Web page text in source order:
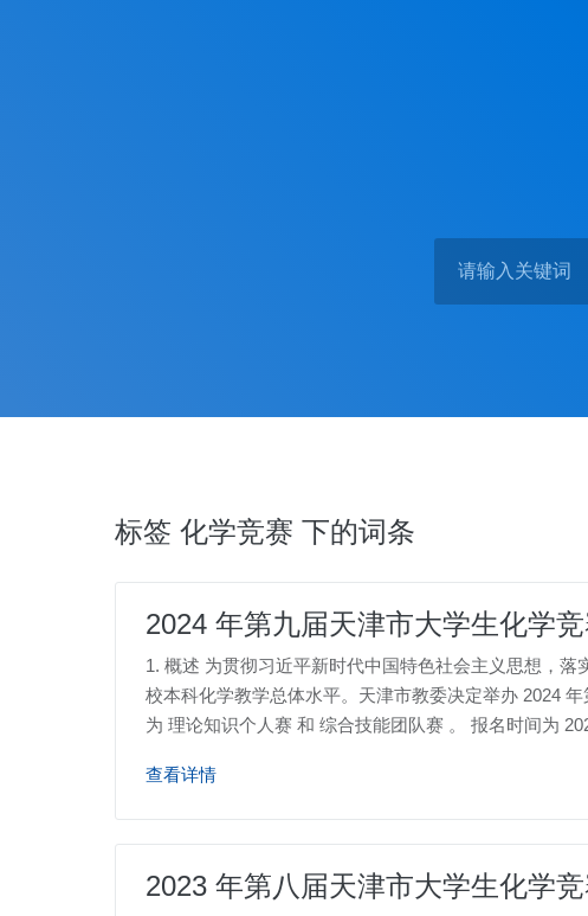
标签 化学竞赛 下的词条
2024 年第九届天津市大学生化学
1. 概述 为贯彻习近平新时代中国特色社会主义思想，
校本科化学教学总体水平。天津市教委决定举办 2024
为 理论知识个人赛 和 综合技能团队赛 。 报名时间为
查看详情
2023 年第八届天津市大学生化学